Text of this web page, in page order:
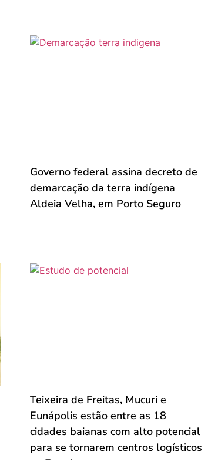
Governo federal assina decreto de
demarcação da terra indígena
Aldeia Velha, em Porto Seguro
Teixeira de Freitas, Mucuri e
Eunápolis estão entre as 18
cidades baianas com alto potencial
para se tornarem centros logísticos